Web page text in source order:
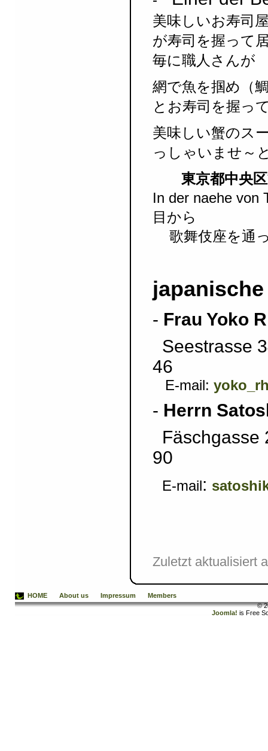
美味しいお寿司
が寿司を握って
毎に職人さんが
網で魚を掴め（
とお寿司を握っ
美味しい蟹のス
っしゃいませ～
東京都中央
In der naehe
目から
歌舞伎座を通
- Frau Yoko
Seestrasse
46
E-mail:
- Herrn
90
E-mail:
Zuletzt aktualisiert
HOME About us Impressum
Members
©
Joomla! is Free